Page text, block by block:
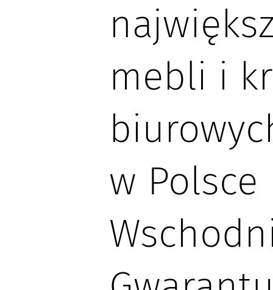
mebli i
w Polsce